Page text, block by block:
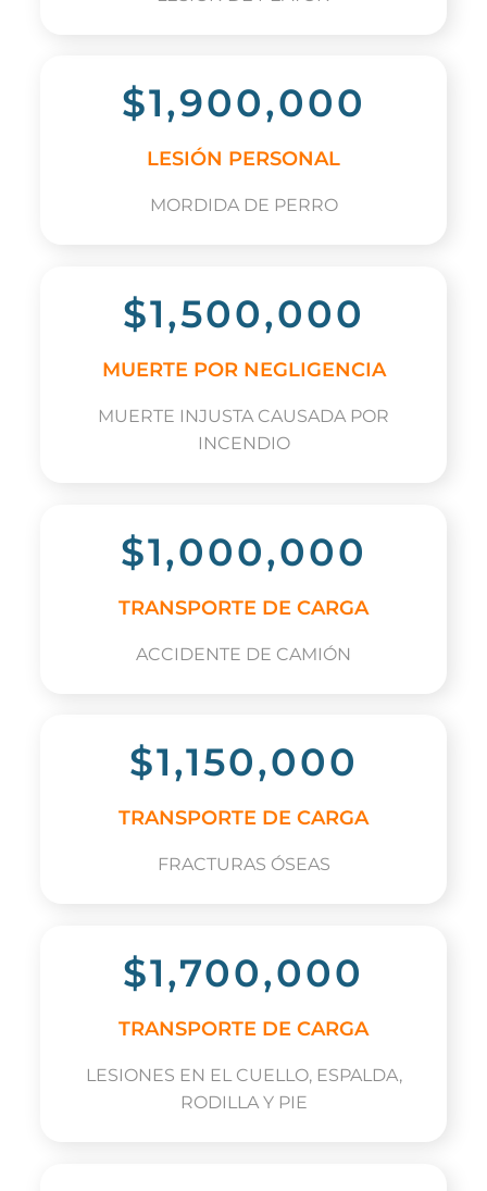
$1,900,000
LESIÓN PERSONAL
MORDIDA DE PERRO
$1,500,000
MUERTE POR NEGLIGENCIA
MUERTE INJUSTA CAUSADA POR
INCENDIO
$1,000,000
TRANSPORTE DE CARGA
ACCIDENTE DE CAMIÓN
$1,150,000
TRANSPORTE DE CARGA
FRACTURAS ÓSEAS
$1,700,000
TRANSPORTE DE CARGA
LESIONES EN EL CUELLO, ESPALDA,
RODILLA Y PIE